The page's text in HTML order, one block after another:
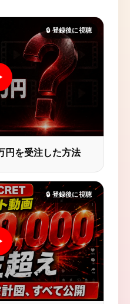
🔒 登録後に視聴
円を受注した方法
🔒 登録後に視聴